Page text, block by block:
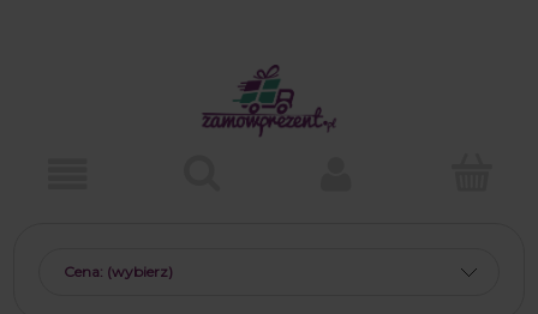
Cena: (wybierz)